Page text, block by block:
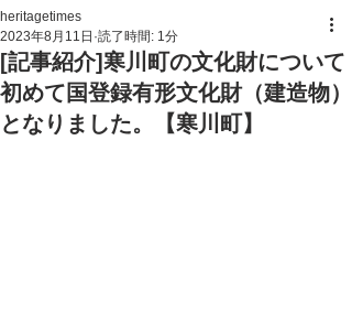
[記事紹介]寒川町の文化財について
初めて国登録有形文化財（建造物）
となりました。【寒川町】
heritagetimes
2023年8月11日 読了時間: 1分